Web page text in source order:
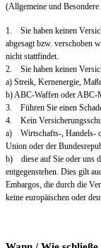
(Allgemeine und Besondere
1. Sie haben keinen
abgesagt bzw. verschoben
nicht stattfindet.
2. Sie haben keinen
a) Streik, Kernenergie,
b) ABC-Waffen oder ABC-
3. Führen Sie einen
4. Kein
a) Wirtschafts-, Handels-
Union oder der
b) diese auf Sie oder uns
entgegenstehen. Dies gilt
Embargos, die durch die
keine europäischen oder